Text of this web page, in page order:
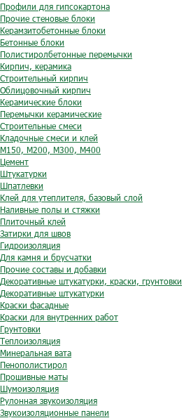
Профили для гипсокартона
Прочие стеновые блоки
Керамзитобетонные блоки
Бетонные блоки
Полистиролбетонные перемычки
Кирпич, керамика
Строительный кирпич
Облицовочный кирпич
Керамические блоки
Перемычки керамические
Строительные смеси
Кладочные смеси и клей
М150, М200, М300, М400
Цемент
Штукатурки
Шпатлевки
Клей для утеплителя, базовый слой
Наливные полы и стяжки
Плиточный клей
Затирки для швов
Гидроизоляция
Для камня и брусчатки
Прочие составы и добавки
Декоративные штукатурки, краски, грунтовки
Декоративные штукатурки
Краски фасадные
Краски для внутренних работ
Грунтовки
Теплоизоляция
Минеральная вата
Пенополистирол
Прошивные маты
Шумоизоляция
Рулонная звукоизоляция
Звукоизоляционные панели